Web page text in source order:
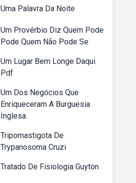
Uma Palavra Da Noite
Um Provérbio Diz Quem Pode
Pode Quem Não Pode Se
Um Lugar Bem Longe Daqui
Pdf
Um Dos Negócios Que
Enriqueceram A Burguesia
Inglesa
Tripomastigota De
Trypanosoma Cruzi
Tratado De Fisiologia Guyton